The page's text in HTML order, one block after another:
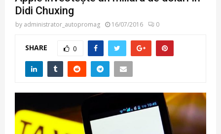
Didi Chuxing
by administrator_autopromag 16/07/2016 0
SHARE 0